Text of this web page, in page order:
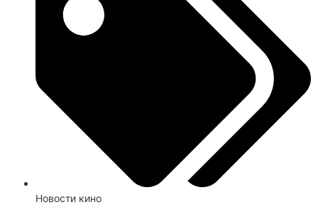
Новости кино